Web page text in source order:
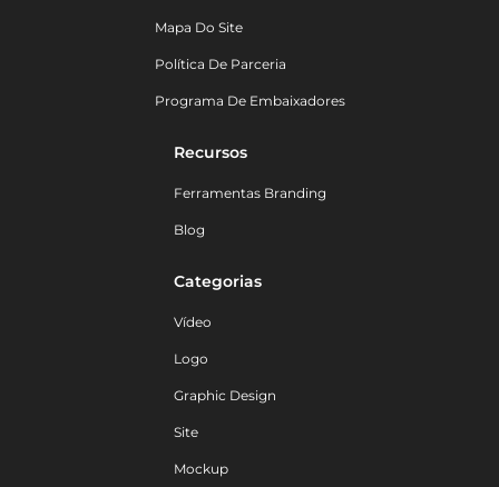
Mapa Do Site
Política De Parceria
Programa De Embaixadores
Recursos
Ferramentas Branding
Blog
Categorias
Vídeo
Logo
Graphic Design
Site
Mockup